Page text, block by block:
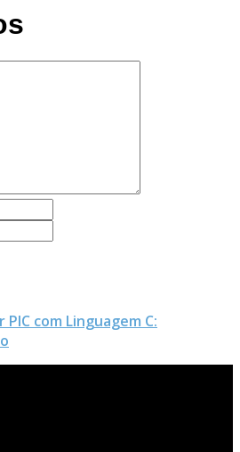
com Linguagem C: